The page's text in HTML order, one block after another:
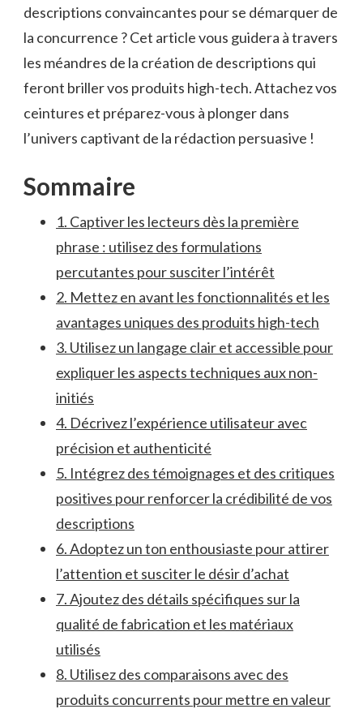
descriptions‍ convaincantes pour​ se démarquer de
la concurrence ? Cet article vous guidera​ à travers
les méandres de ⁢la création de descriptions qui‍
feront briller vos produits ‌high-tech. Attachez ⁤vos
ceintures et⁣ préparez-vous à plonger⁢ dans⁢
l’univers ⁢captivant de​ la ⁢rédaction persuasive !
Sommaire
1. Captiver les lecteurs⁣ dès la première
phrase : utilisez des formulations
percutantes pour⁣ susciter l’intérêt
2. Mettez en ​avant les fonctionnalités et les⁤
avantages⁣ uniques des produits ‌high-tech
3. Utilisez​ un ‍langage clair⁣ et accessible pour
expliquer⁣ les aspects techniques aux non-
initiés
4. Décrivez l’expérience utilisateur avec
‌précision et ​authenticité
5. ⁣Intégrez ⁣des témoignages et des​ critiques
positives ⁤pour ⁣renforcer la crédibilité de ⁣vos
⁢descriptions
6. Adoptez un‌ ton enthousiaste‌ pour attirer‌
l’attention et susciter ⁤le⁤ désir​ d’achat
7. Ajoutez‍ des ‍détails spécifiques sur la
qualité ⁢de fabrication et les matériaux
utilisés
8.​ Utilisez des⁢ comparaisons avec des
produits ⁣concurrents pour mettre en valeur